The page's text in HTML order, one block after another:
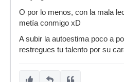
O por lo menos, con la mala
metía conmigo xD
A subir la autoestima poco a
restregues tu talento por su